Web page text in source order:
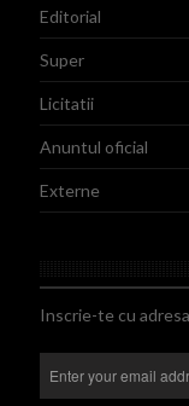
Editorial
Super
Licitatii
Anuntul oficial
Externe
Inscrie-te cu